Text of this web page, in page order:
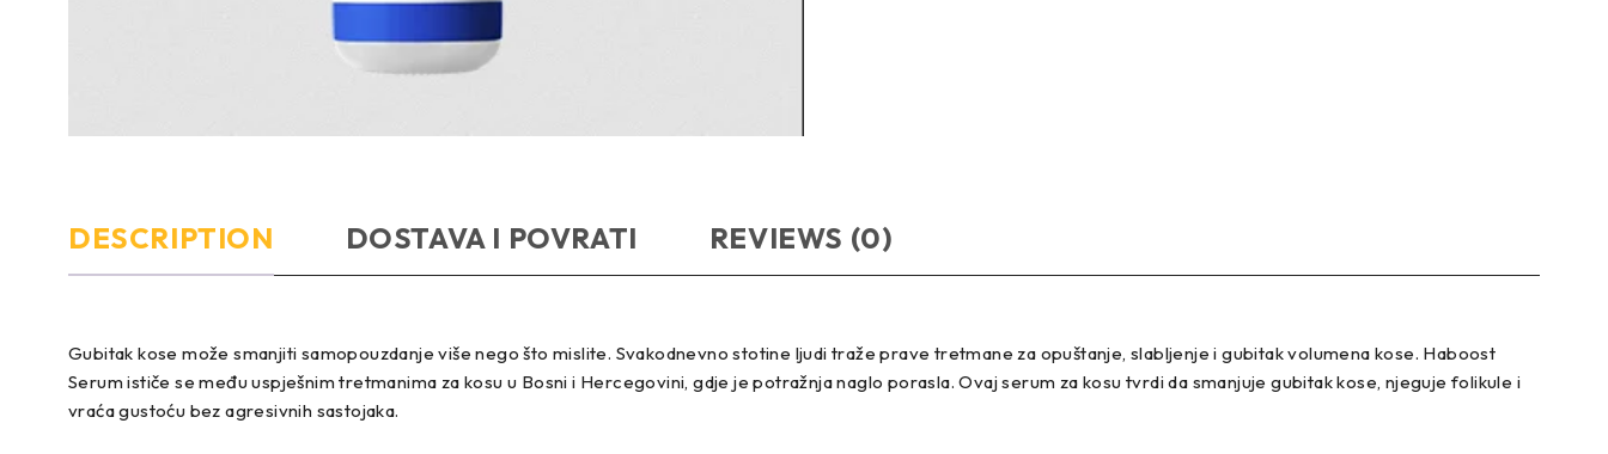
DESCRIPTION DOSTAVA I POVRATI REVIEWS (0)
Gubitak kose može smanjiti samopouzdanje više nego što mislite. Svakodnevno stotine ljudi traže prave tretmane za opuštanje, slabljenje i gubitak volumena kose. Haboost
Serum ističe se među uspješnim tretmanima za kosu u Bosni i Hercegovini, gdje je potražnja naglo porasla. Ovaj serum za kosu tvrdi da smanjuje gubitak kose, njeguje folikule i
vraća gustoću bez agresivnih sastojaka.